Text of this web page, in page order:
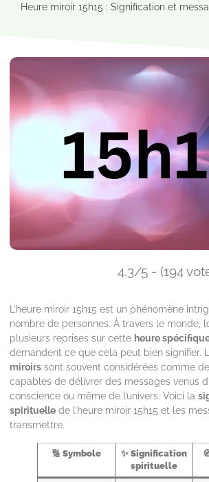
Heure miroir 15h15 : Signification et
4.3/5 - (194
L’heure miroir 15h15 est un phénomène
nombre de personnes. À travers le monde,
plusieurs reprises sur cette heure
demandent ce que cela peut bien signifier.
miroirs sont souvent considérées comme
capables de délivrer des messages venus
conscience ou même de l’univers. Voici la
spirituelle de l’heure miroir 15h15 et les
transmettre.
🔢 Symbole ✨ Signification
spirituelle